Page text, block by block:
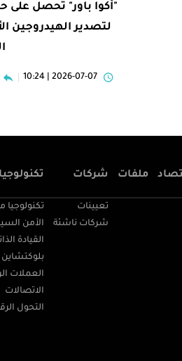
"أكوا باور" تحصل
لتصدير الهيدروجين
2026-07-07 | 10:24
ملفات شركات
تعيينات
شركات ناشئة
تكنولوجيا
تكنولوجيا
الأمن
القيادة
بلوكتشاين
العملات
الاتصالات
التحول